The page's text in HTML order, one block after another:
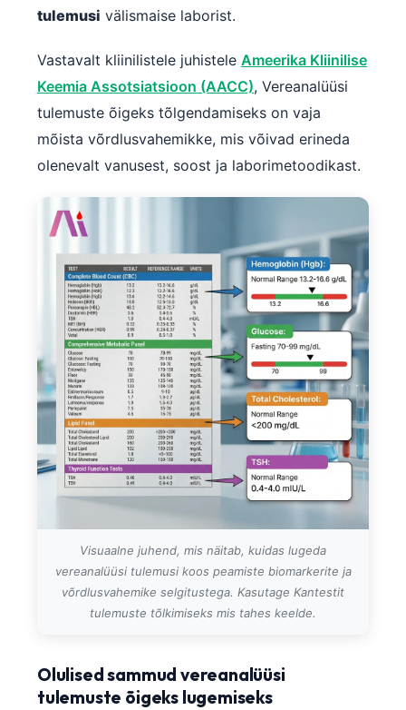
tulemusi välismaise laborist.
Vastavalt kliinilistele juhistele Ameerika Kliinilise
Keemia Assotsiatsioon (AACC), Vereanalüüsi
tulemuste õigeks tõlgendamiseks on vaja
mõista võrdlusvahemikke, mis võivad erineda
olenevalt vanusest, soost ja laborimetoodikast.
Visuaalne juhend, mis näitab, kuidas lugeda
vereanalüüsi tulemusi koos peamiste biomarkerite ja
võrdlusvahemike selgitustega. Kasutage Kantestit
tulemuste tõlkimiseks mis tahes keelde.
Olulised sammud vereanalüüsi
tulemuste õigeks lugemiseks